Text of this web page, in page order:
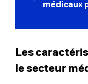
médicaux
Les
le secteur